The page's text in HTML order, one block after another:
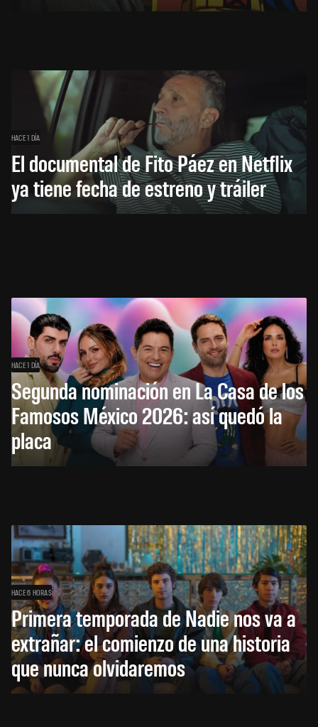
HACE 1 DÍA
El documental de Fito Páez en Netflix
ya tiene fecha de estreno y tráiler
HACE 1 DÍA
Segunda nominación en La Casa de los
Famosos México 2026: así quedó la
placa
HACE 6 HORAS
Primera temporada de Nadie nos va a
extrañar: el comienzo de una historia
que nunca olvidaremos